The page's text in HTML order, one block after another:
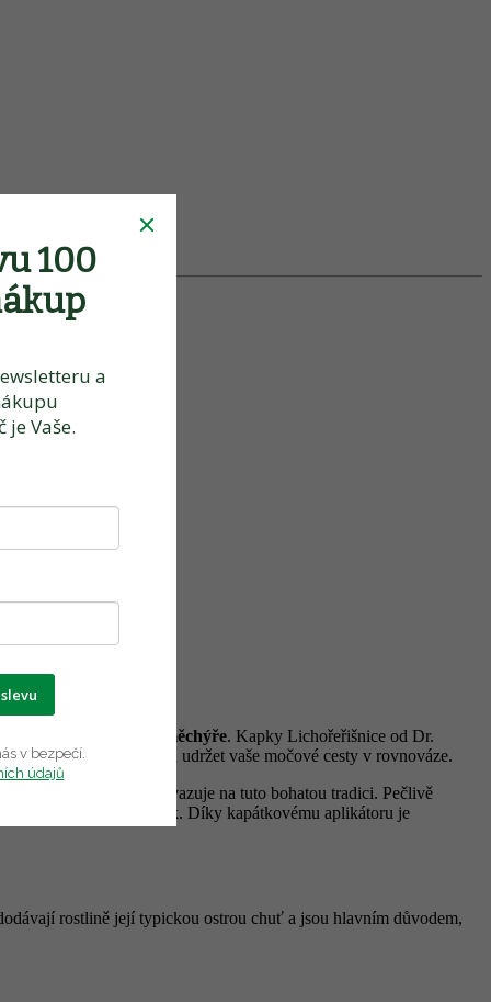
močového měchýře. Kapky Lichořeřišnice od Dr.
těla a pomáhá udržet vaše močové cesty v rovnováze.
lichořeřišnice větší navazuje na tuto bohatou tradici. Pečlivě
účinných látek. Díky kapátkovému aplikátoru je
rostlině její typickou ostrou chuť a jsou hlavním důvodem,
100
a
je Vaše.
v bezpečí.
údajů